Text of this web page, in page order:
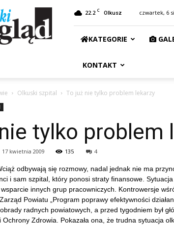
22.2 C Olkusz czwartek, 6
KATEGORIE
KONTAKT
Olkuski szpital To już nie tylko problem lekarzy
tylko problem
17 kwietnia 2009 135 4
odbywają się rozmowy, nadal jednak nie ma
i sam szpital, który ponosi straty finansowe.
innych grup pracowniczych. Kontrowersje
Powiatu „Program poprawy efektywności
radnych powiatowych, a przed tygodniem był
Ochrony Zdrowia. Pokazała ona, że trudna sytuacja